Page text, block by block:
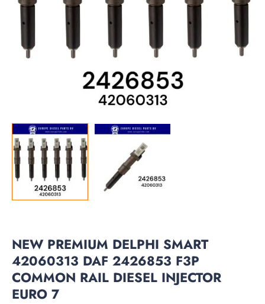
NEW PREMIUM DELPHI SMART
42060313 DAF 2426853 F3P
COMMON RAIL DIESEL INJECTOR
EURO 7